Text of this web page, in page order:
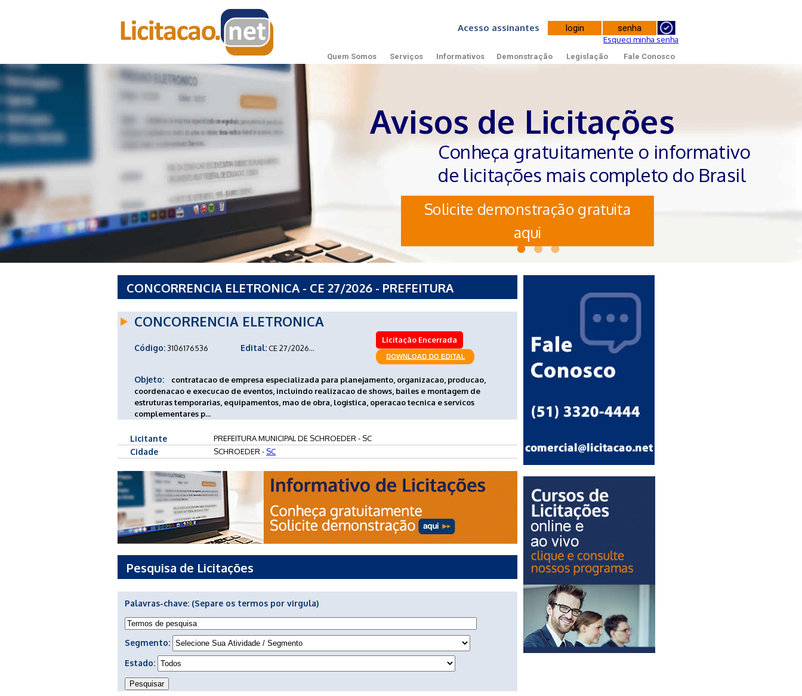
Acesso assinantes
Esqueci minha senha
Quem Somos Serviços Informativos Demonstração Legislação Fale Conosco
Avisos de Licitações
Conheça gratuitamente o informativo
de licitações mais completo do Brasil
Solicite demonstração gratuita
aqui
CONCORRENCIA ELETRONICA - CE 27/2026 - PREFEITURA
CONCORRENCIA ELETRONICA
Código:3106176536 Edital:CE 27/2026...
Licitação Encerrada
Objeto:
contratacao de empresa especializada para planejamento, organizacao, producao,
coordenacao e execucao de eventos, incluindo realizacao de shows, bailes e montagem de
estruturas temporarias, equipamentos, mao de obra, logistica, operacao tecnica e servicos
complementares p...
Licitante PREFEITURA MUNICIPAL DE SCHROEDER - SC
Cidade SCHROEDER - SC
Pesquisa de Licitações
Palavras-chave: (Separe os termos por virgula)
Segmento:
Estado: